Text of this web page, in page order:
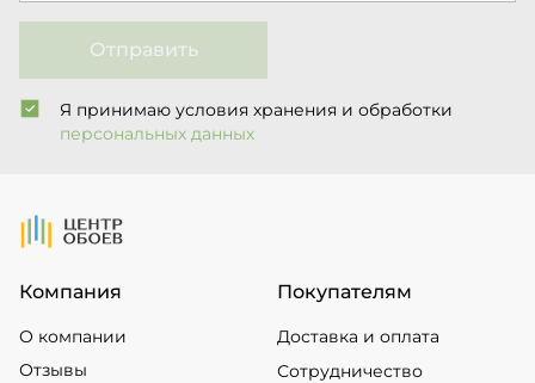
Отправить
Я принимаю условия хранения и обработки
персональных данных
На Главную
Компания
О компании
Отзывы
Покупателям
Доставка и оплата
Сотрудничество